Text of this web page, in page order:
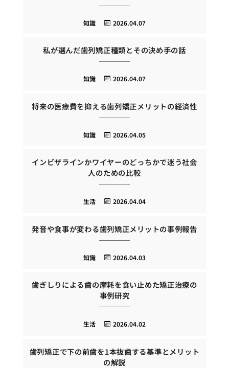
2026.04.07
知識
私が選んだ歯列矯正種類とその決め手の話
2026.04.07
知識
将来の医療費を抑える歯列矯正メリットの経済性
2026.04.05
知識
インビザラインかワイヤーのどっちかで迷う社会
人のための比較
2026.04.04
生活
発音や食事が変わる歯列矯正メリットの事例報告
2026.04.03
知識
歯ぎしりによる歯の摩耗を食い止めた矯正治療の
事例研究
2026.04.02
生活
歯列矯正で下の前歯を1本抜歯する基準とメリット
の解説